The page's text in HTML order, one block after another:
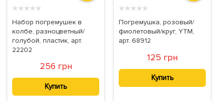
★★★★★
Набор погремушек в
колбе, разноцветный/
голубой, пластик, арт.
22202
256 грн
Купить
★★★★★
Погремушка, розовый/
фиолетовый/круг, YTM,
арт. 68912
125 грн
Купить